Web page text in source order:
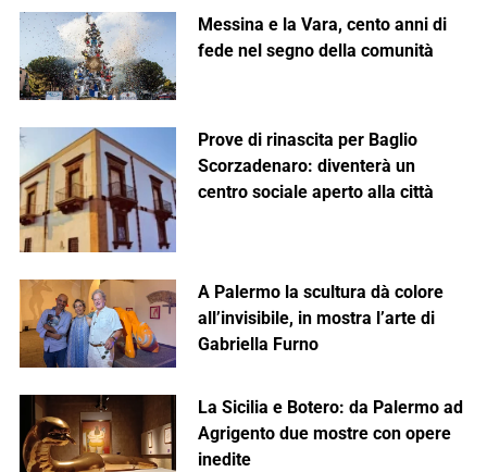
Messina e la Vara, cento anni di
fede nel segno della comunità
Prove di rinascita per Baglio
Scorzadenaro: diventerà un
centro sociale aperto alla città
A Palermo la scultura dà colore
all’invisibile, in mostra l’arte di
Gabriella Furno
La Sicilia e Botero: da Palermo ad
Agrigento due mostre con opere
inedite